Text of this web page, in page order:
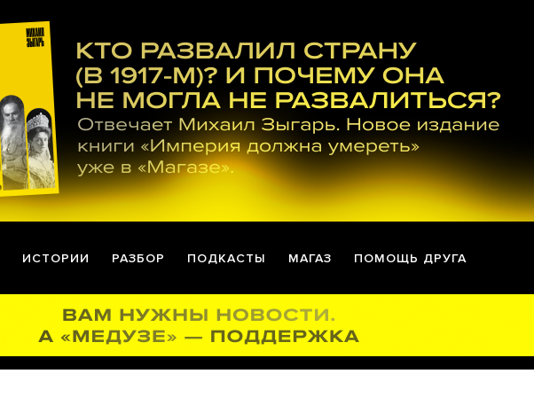
ИСТОРИИ РАЗБОР ПОДКАСТЫ МАГАЗ ПОМОЩЬ ДРУГА